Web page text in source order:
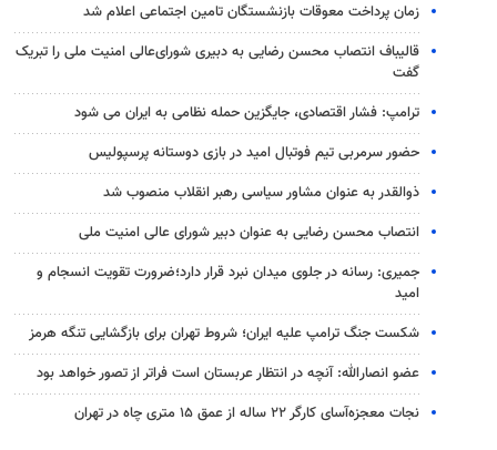
زمان پرداخت معوقات بازنشستگان تامین اجتماعی اعلام شد
قالیباف انتصاب محسن رضایی به دبیری شورای‌عالی امنیت ملی را تبریک
گفت
ترامپ: فشار اقتصادی، جایگزین حمله نظامی به ایران می شود
حضور سرمربی تیم فوتبال امید در بازی دوستانه پرسپولیس
ذوالقدر به عنوان مشاور سیاسی رهبر انقلاب منصوب شد
انتصاب محسن رضایی به عنوان دبیر شورای عالی امنیت ملی
جمیری: رسانه‌ در جلوی میدان نبرد قرار دارد؛ضرورت تقویت انسجام و
امید
شکست جنگ ترامپ علیه ایران؛ شروط تهران برای بازگشایی تنگه هرمز
عضو انصارالله: آنچه در انتظار عربستان است فراتر از تصور خواهد بود
نجات معجزه‌آسای کارگر ۲۲ ساله از عمق ۱۵ متری چاه در تهران